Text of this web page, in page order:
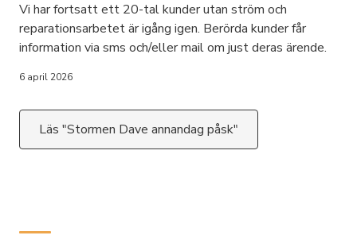
Vi har fortsatt ett 20-tal kunder utan ström och
reparationsarbetet är igång igen. Berörda kunder får
information via sms och/eller mail om just deras ärende.
6 april 2026
Läs "Stormen Dave annandag påsk"